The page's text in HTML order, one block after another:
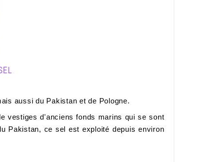
aussi du Pakistan et de Pologne.
vestiges d'anciens fonds marins qui se sont
Pakistan, ce sel est exploité depuis environ